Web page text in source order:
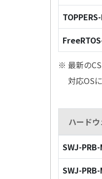
※ 最新の
対応OSに
ハード
SWJ-
SWJ-